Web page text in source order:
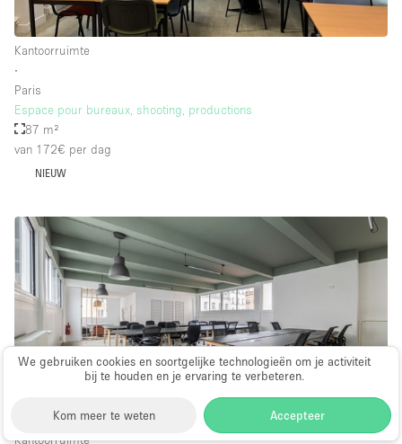
We gebruiken cookies en soortgelijke technologieën om je activiteit
bij te houden en je ervaring te verbeteren.
Kom meer te weten Accepteer
Kantoorruimte
∙
Paris
Espace pour bureaux, shooting, productions
87 m²
van 172€ per dag
NIEUW
Kantoorruimte